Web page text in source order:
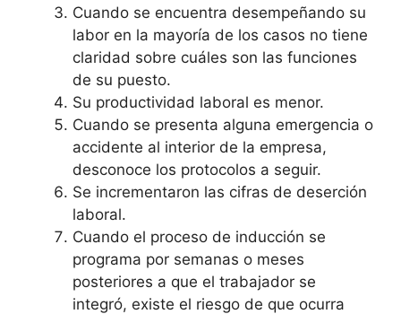
Cuando se encuentra desempeñando su
labor en la mayoría de los casos no tiene
claridad sobre cuáles son las funciones
de su puesto.
Su productividad laboral es menor.
Cuando se presenta alguna emergencia o
accidente al interior de la empresa,
desconoce los protocolos a seguir.
Se incrementaron las cifras de deserción
laboral.
Cuando el proceso de inducción se
programa por semanas o meses
posteriores a que el trabajador se
integró, existe el riesgo de que ocurra